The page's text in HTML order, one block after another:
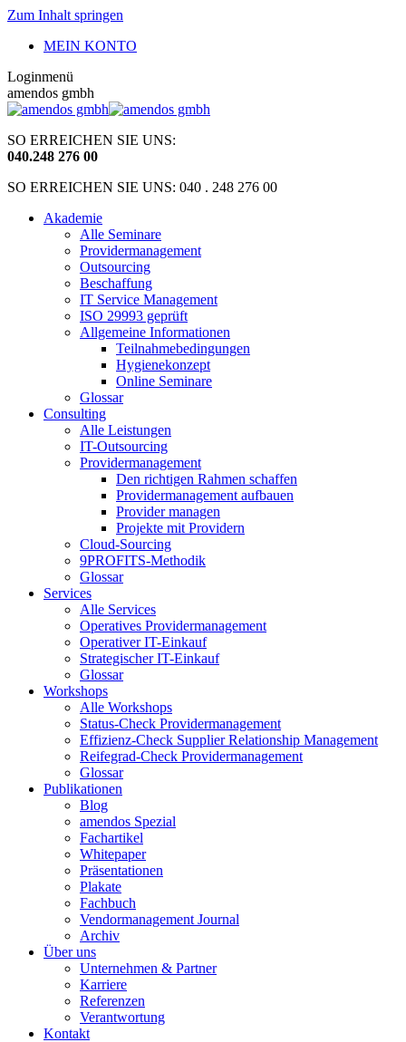
Zum Inhalt springen
MEIN KONTO
Loginmenü
amendos gmbh
SO ERREICHEN SIE UNS:
040.248 276 00
SO ERREICHEN SIE UNS: 040 . 248 276 00
Akademie
Alle Seminare
Providermanagement
Outsourcing
Beschaffung
IT Service Management
ISO 29993 geprüft
Allgemeine Informationen
Teilnahmebedingungen
Hygienekonzept
Online Seminare
Glossar
Consulting
Alle Leistungen
IT-Outsourcing
Providermanagement
Den richtigen Rahmen schaffen
Providermanagement aufbauen
Provider managen
Projekte mit Providern
Cloud-Sourcing
9PROFITS-Methodik
Glossar
Services
Alle Services
Operatives Providermanagement
Operativer IT-Einkauf
Strategischer IT-Einkauf
Glossar
Workshops
Alle Workshops
Status-Check Providermanagement
Effizienz-Check Supplier Relationship Management
Reifegrad-Check Providermanagement
Glossar
Publikationen
Blog
amendos Spezial
Fachartikel
Whitepaper
Präsentationen
Plakate
Fachbuch
Vendormanagement Journal
Archiv
Über uns
Unternehmen & Partner
Karriere
Referenzen
Verantwortung
Kontakt